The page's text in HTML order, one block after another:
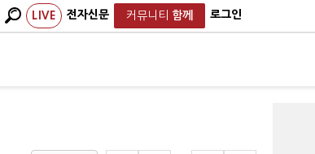
LIVE 전자신문 커뮤니티 함께 로그인